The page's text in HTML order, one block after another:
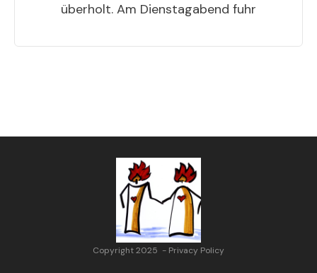
überholt. Am Dienstagabend fuhr
Copyright 2025 - Privacy Policy